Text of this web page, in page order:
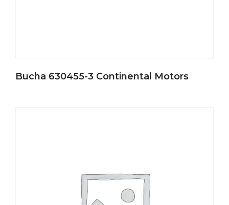
Bucha 630455-3 Continental Motors